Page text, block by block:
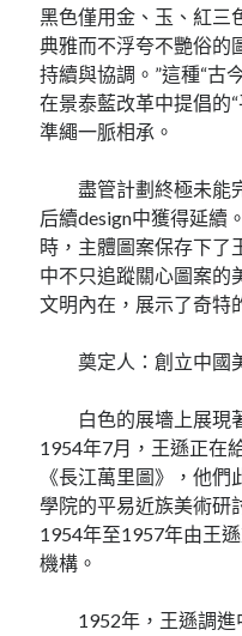
黑色僅用金、玉、紅三
典雅而不浮夸不艷俗的
持續與協調。”這種“古
在景泰藍改革中提倡的
準繩一脈相承。
盡管計劃終極未能
后續design中獲得延續
時，主體圖案保存下了
中不只追蹤關心圖案的
文明內在，展示了奇特
奠定人：創立中國
白色的展墻上展現
1954年7月，王遜正在
《長江萬里圖》，他
學院的平易近族美術研
1954年至1957年由王
機構。
1952年，王遜調